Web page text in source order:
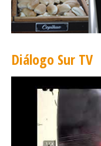
Diálogo Sur TV